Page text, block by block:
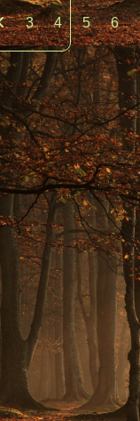
3 4 5 6